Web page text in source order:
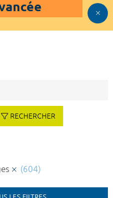
RECHERCHER
(604)